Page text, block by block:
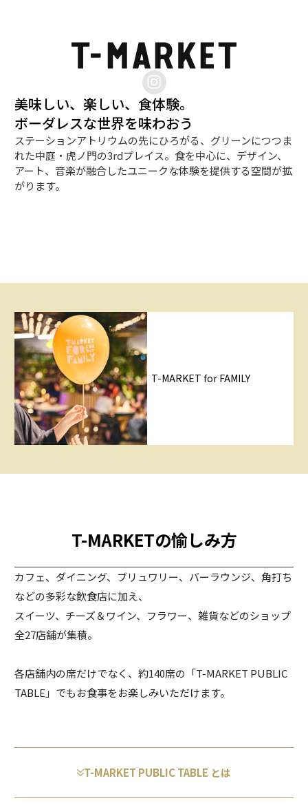
美味しい、楽しい、食体験。
ボーダレスな世界を味わおう
ステーションアトリウムの先にひろがる、グリーンにつつま
れた中庭・虎ノ門の3rdプレイス。食を中心に、デザイン、
アート、音楽が融合したユニークな体験を提供する空間が拡
がります。
T-MARKET for FAMILY
T-MARKETの愉しみ方
カフェ、ダイニング、ブリュワリー、バーラウンジ、角打ち
などの多彩な飲食店に加え、
スイーツ、チーズ＆ワイン、フラワー、雑貨などのショップ
全27店舗が集積。
各店舗内の席だけでなく、約140席の「T-MARKET PUBLIC
TABLE」でもお食事をお楽しみいただけます。
T-MARKET PUBLIC TABLE とは